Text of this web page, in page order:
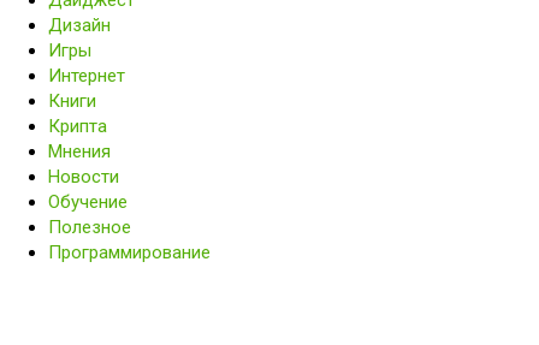
Дизайн
Игры
Интернет
Книги
Крипта
Мнения
Новости
Обучение
Полезное
Программирование